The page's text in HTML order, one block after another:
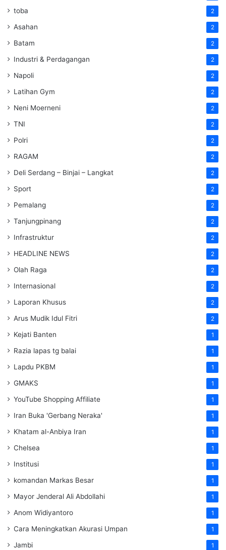
toba 2
Asahan 2
Batam 2
Industri & Perdagangan 2
Napoli 2
Latihan Gym 2
Neni Moerneni 2
TNI 2
Polri 2
RAGAM 2
Deli Serdang – Binjai – Langkat 2
Sport 2
Pemalang 2
Tanjungpinang 2
Infrastruktur 2
HEADLINE NEWS 2
Olah Raga 2
Internasional 2
Laporan Khusus 2
Arus Mudik Idul Fitri 2
Kejati Banten 1
Razia lapas tg balai 1
Lapdu PKBM 1
GMAKS 1
YouTube Shopping Affiliate 1
Iran Buka 'Gerbang Neraka' 1
Khatam al-Anbiya Iran 1
Chelsea 1
Institusi 1
komandan Markas Besar 1
Mayor Jenderal Ali Abdollahi 1
Anom Widiyantoro 1
Cara Meningkatkan Akurasi Umpan 1
Jambi 1